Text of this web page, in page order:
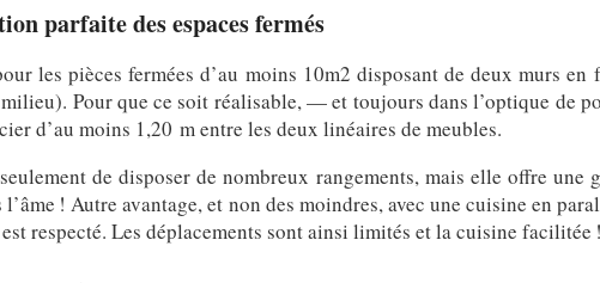
parfaite des espaces fermés
les pièces fermées d’au moins 10m2 disposant de deux murs en
Pour que ce soit réalisable, — et toujours dans l’optique de
d’au moins 1,20 m entre les deux linéaires de meubles.
de disposer de nombreux rangements, mais elle offre une
! Autre avantage, et non des moindres, avec une cuisine en
respecté. Les déplacements sont ainsi limités et la cuisine facilitée !